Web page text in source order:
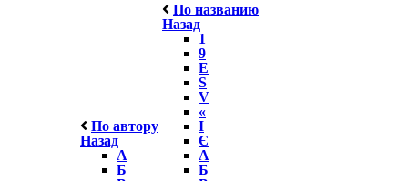
По автору
Назад
А
Б
По названию
Назад
1
9
E
S
V
«
І
Є
А
Б